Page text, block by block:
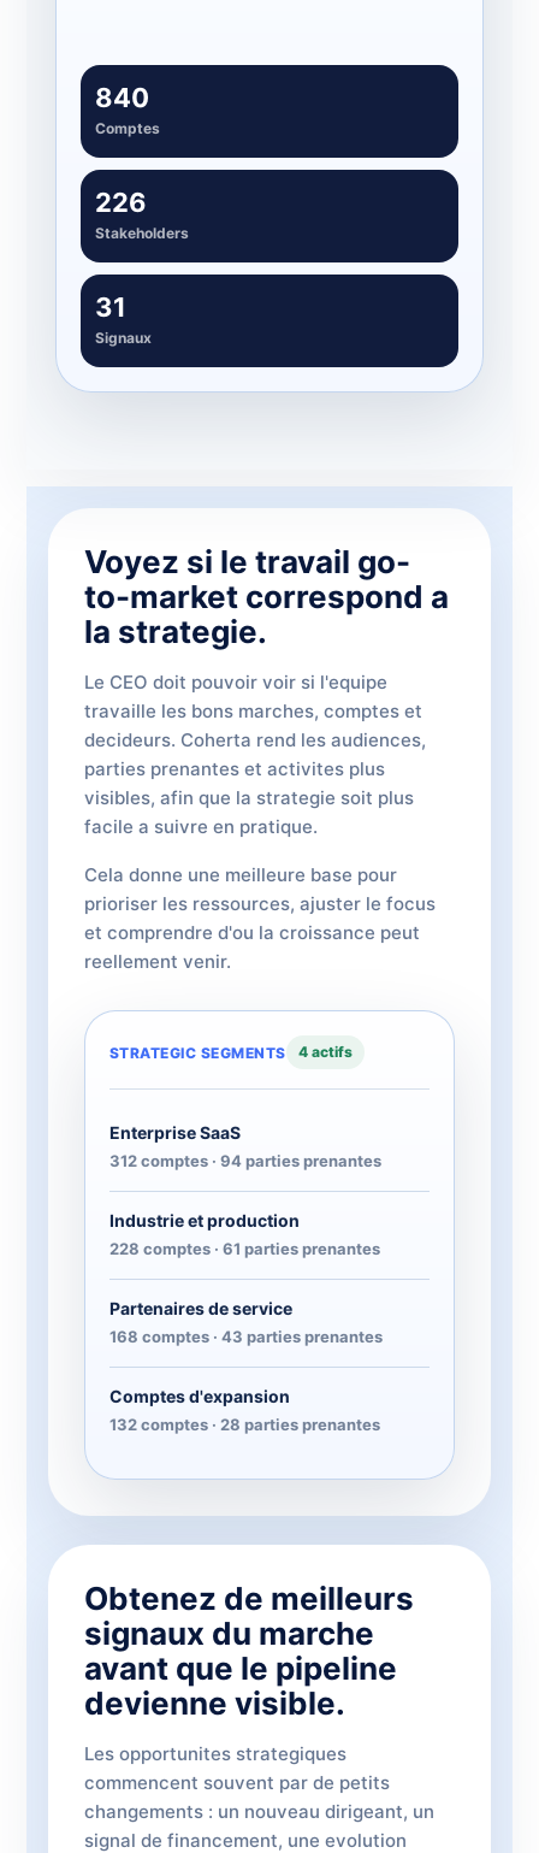
840
Comptes
226
Stakeholders
31
Signaux
Voyez si le travail go-
to-market correspond a
la strategie.
Le CEO doit pouvoir voir si l'equipe
travaille les bons marches, comptes et
decideurs. Coherta rend les audiences,
parties prenantes et activites plus
visibles, afin que la strategie soit plus
facile a suivre en pratique.
Cela donne une meilleure base pour
prioriser les ressources, ajuster le focus
et comprendre d'ou la croissance peut
reellement venir.
STRATEGIC SEGMENTS 4 actifs
Enterprise SaaS
312 comptes · 94 parties prenantes
Industrie et production
228 comptes · 61 parties prenantes
Partenaires de service
168 comptes · 43 parties prenantes
Comptes d'expansion
132 comptes · 28 parties prenantes
Obtenez de meilleurs
signaux du marche
avant que le pipeline
devienne visible.
Les opportunites strategiques
commencent souvent par de petits
changements : un nouveau dirigeant, un
signal de financement, une evolution